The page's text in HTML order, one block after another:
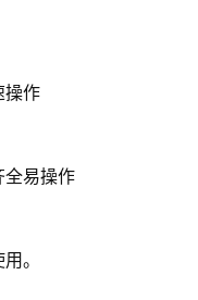
操作
全易操作
。